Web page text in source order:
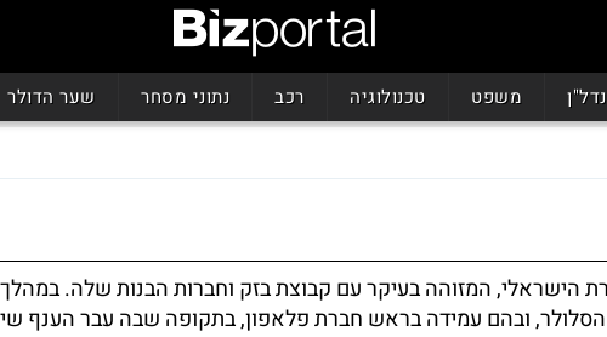
נדל"ן משפט טכנולוגיה רכב נתוני מסחר שער הדולר
הישראלי, המזוהה בעיקר עם קבוצת בזק וחברות הבנות שלה.
הסלולר, ובהם עמידה בראש חברת פלאפון, בתקופה שבה עבר הענף